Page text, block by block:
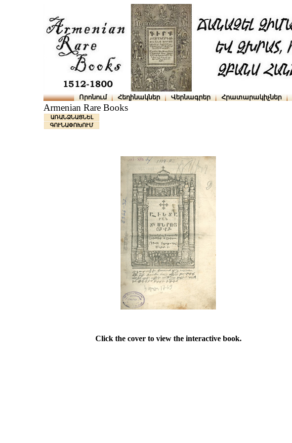
Որոնում Հեղինակներ Վերնագրեր Հրատարակիչներ
Armenian Rare Books
ԱՌԱՆՁՆԱՑՆԵԼ
ԳՈՒՆԱՓՈԽՈՒՄ
Click the cover to view the interactive book.